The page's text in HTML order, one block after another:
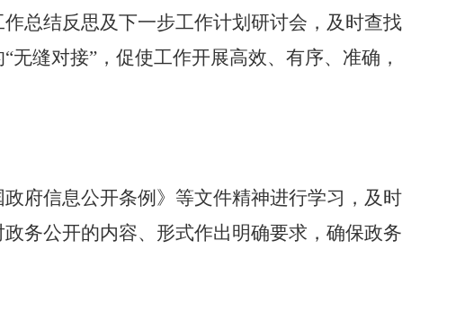
总结反思及下一步工作计划研讨会，及时查找
缝对接”，促使工作开展高效、有序、准确，
府信息公开条例》等文件精神进行学习，及时
务公开的内容、形式作出明确要求，确保政务